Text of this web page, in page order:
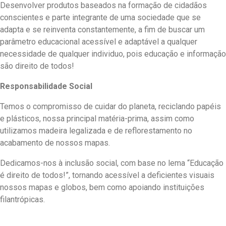
Desenvolver produtos baseados na formação de cidadãos
conscientes e parte integrante de uma sociedade que se
adapta e se reinventa constantemente, a fim de buscar um
parâmetro educacional acessível e adaptável a qualquer
necessidade de qualquer individuo, pois educação e informação
são direito de todos!
Responsabilidade Social
Temos o compromisso de cuidar do planeta, reciclando papéis
e plásticos, nossa principal matéria-prima, assim como
utilizamos madeira legalizada e de reflorestamento no
acabamento de nossos mapas.
Dedicamos-nos à inclusão social, com base no lema “Educação
é direito de todos!”, tornando acessível a deficientes visuais
nossos mapas e globos, bem como apoiando instituições
filantrópicas.